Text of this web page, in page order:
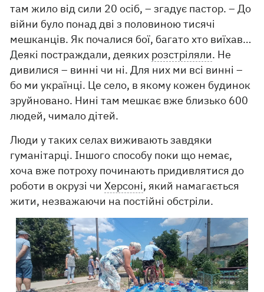
там жило від сили 20 осіб, – згадує пастор. – До
війни було понад дві з половиною тисячі
мешканців. Як почалися бої, багато хто виїхав…
Деякі постраждали, деяких розстріляли. Не
дивилися – винні чи ні. Для них ми всі винні –
бо ми українці. Це село, в якому кожен будинок
зруйновано. Нині там мешкає вже близько 600
людей, чимало дітей.
Люди у таких селах виживають завдяки
гуманітарці. Іншого способу поки що немає,
хоча вже потроху починають придивлятися до
роботи в окрузі чиХерсоні, який намагається
жити, незважаючи на постійні обстріли.